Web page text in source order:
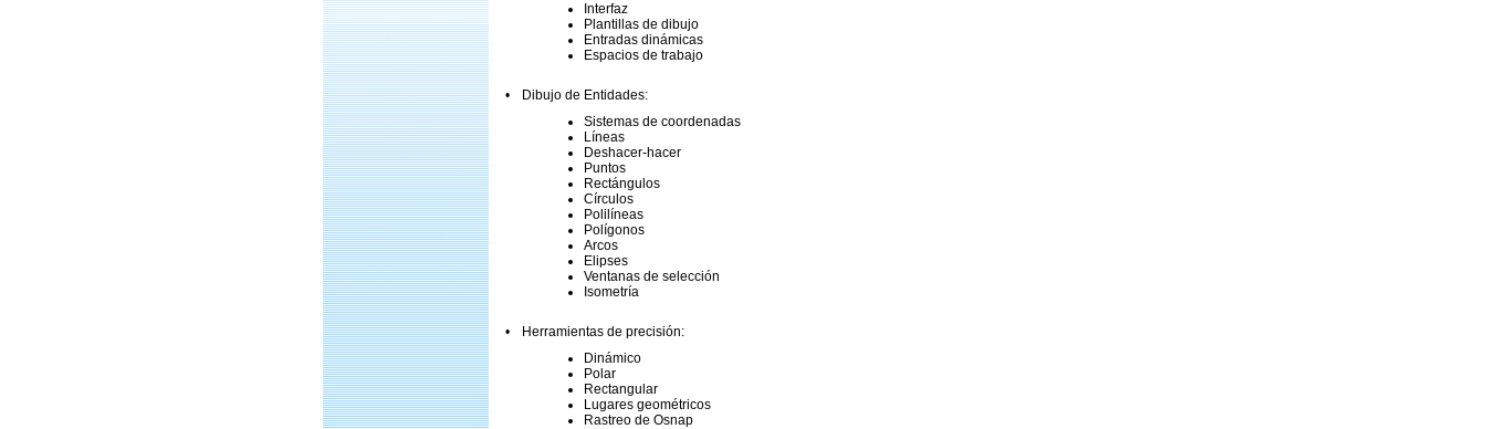
Interfaz
Plantillas de dibujo
Entradas dinámicas
Espacios de trabajo
•
Dibujo de Entidades:
Sistemas de coordenadas
Líneas
Deshacer-hacer
Puntos
Rectángulos
Círculos
Polilíneas
Polígonos
Arcos
Elipses
Ventanas de selección
Isometría
•
Herramientas de precisión:
Dinámico
Polar
Rectangular
Lugares geométricos
Rastreo de Osnap